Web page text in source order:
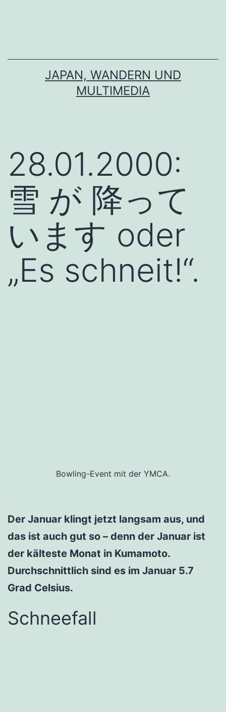
JAPAN, WANDERN UND
MULTIMEDIA
28.01.2000:
雪 が 降って
います oder
„Es schneit!“.
Bowling-Event mit der YMCA.
Der Januar klingt jetzt langsam aus, und
das ist auch gut so – denn der Januar ist
der kälteste Monat in Kumamoto.
Durchschnittlich sind es im Januar 5.7
Grad Celsius.
Schneefall